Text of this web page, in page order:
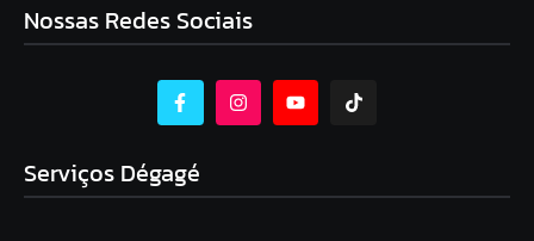
Nossas Redes Sociais
Serviços Dégagé